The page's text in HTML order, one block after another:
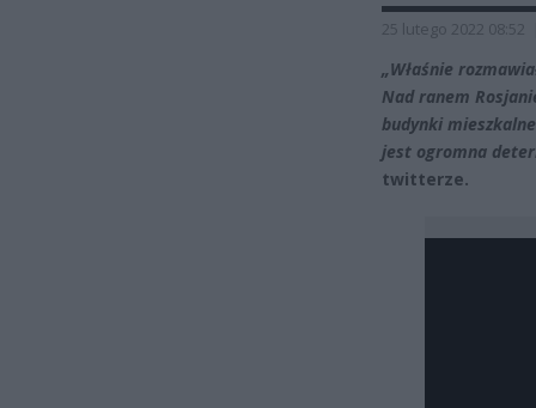
25 lutego 2022 08:52
„Właśnie
Nad ranem
budynki
jest ogromna
twitterze.